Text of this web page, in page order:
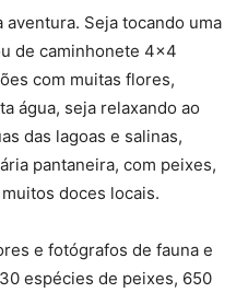
aventura. Seja tocando uma
de caminhonete 4×4
com muitas flores,
água, seja relaxando ao
das lagoas e salinas,
pantaneira, com peixes,
doces locais.
e fotógrafos de fauna e
espécies de peixes, 650